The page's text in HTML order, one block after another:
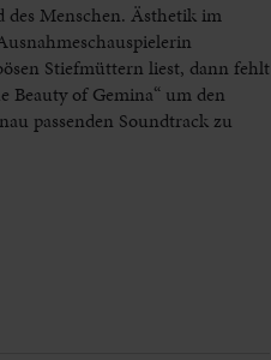
des Menschen. Ästhetik im
Stiefmüttern liest, dann fehlt
Beauty of Gemina“ um den
passenden Soundtrack zu